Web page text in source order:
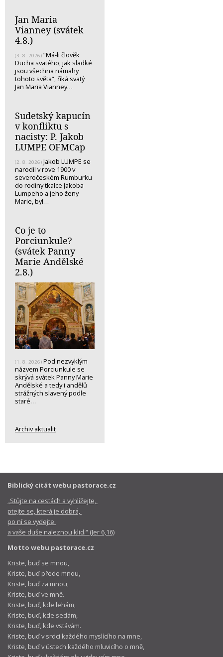
Jan Maria
Vianney (svátek
4.8.)
(3. 8. 2026) “Má-li člověk
Ducha svatého, jak sladké
jsou všechna námahy
tohoto světa“, říká svatý
Jan Maria Vianney…
Sudetský kapucín
v konfliktu s
nacisty: P. Jakob
LUMPE OFMCap
(2. 8. 2026) Jakob LUMPE se
narodil v rove 1900 v
severočeském Rumburku
do rodiny tkalce Jakoba
Lumpeho a jeho ženy
Marie, byl…
Co je to
Porciunkule?
(svátek Panny
Marie Andělské
2.8.)
(1. 8. 2026) Pod nezvyklým
názvem Porciunkule se
skrývá svátek Panny Marie
Andělské a tedy i andělů
strážných slavený podle
staré…
Archiv aktualit
Biblický citát webu pastorace.cz
„Stůjte na cestách a vyhlížejte,
ptejte se, která je dobrá,
po ní se vydejte
a vaše duše naleznou klid.“ (Jer 6,16)
Motto webu pastorace.cz
Kriste, buď se mnou,
Kriste, buď přede mnou,
Kriste, buď za mnou,
Kriste, buď ve mně.
Kriste, buď, kde lehám,
Kriste, buď, kde sedám,
Kriste, buď, kde vstávám.
Kriste, buď v srdci každého myslícího na mne,
Kriste, buď v ústech každého mluvicího o mně,